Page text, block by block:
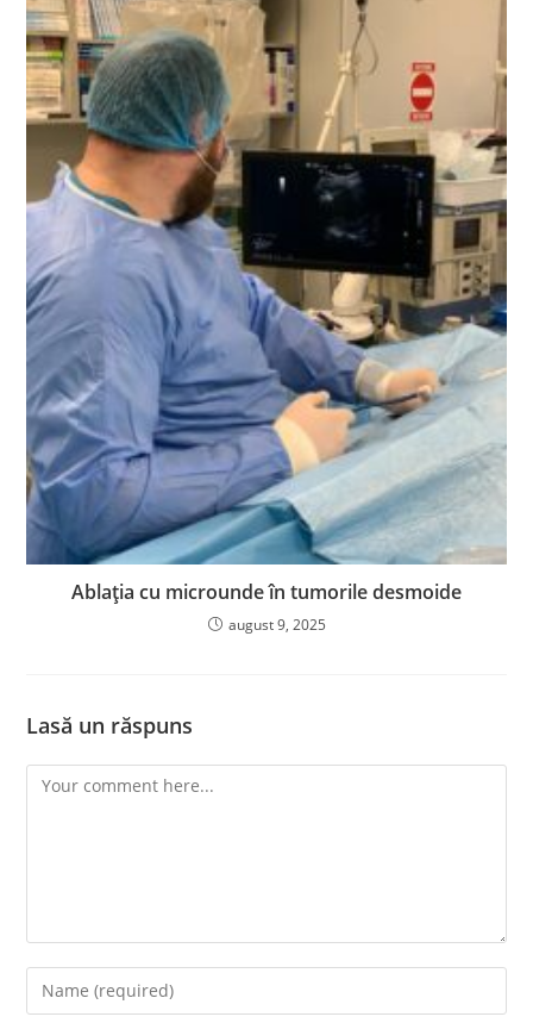
Ablația cu microunde în tumorile desmoide
august 9, 2025
Lasă un răspuns
Comment
Enter
your